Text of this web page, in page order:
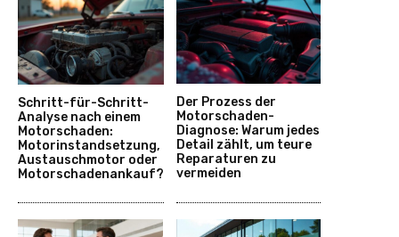
Schritt-für-Schritt-
Analyse nach einem
Motorschaden:
Motorinstandsetzung,
Austauschmotor oder
Motorschadenankauf?
Der Prozess der
Motorschaden-
Diagnose: Warum jedes
Detail zählt, um teure
Reparaturen zu
vermeiden